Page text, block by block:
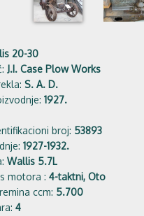
20-30
J.I. Case Plow Works
S. A. D.
1927.
broj: 53893
1927-1932.
Wallis 5.7L
motora :4-taktni, Oto
ccm: 5.700
4